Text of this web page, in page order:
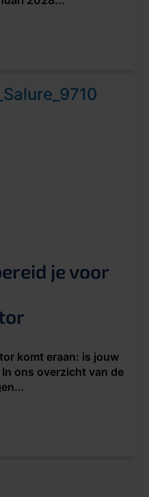
je voor
komt eraan: is jouw
ons overzicht van de